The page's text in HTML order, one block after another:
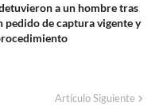
a un hombre tras
pedido de captura vigente y
Artículo Siguiente